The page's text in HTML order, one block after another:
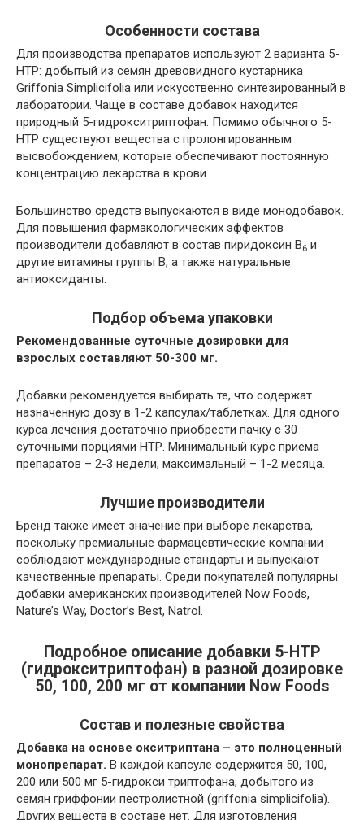
Особенности состава
Для производства препаратов используют 2 варианта 5-
HTP: добытый из семян древовидного кустарника
Griffonia Simplicifolia или искусственно синтезированный в
лаборатории. Чаще в составе добавок находится
природный 5-гидрокситриптофан. Помимо обычного 5-
HTP существуют вещества с пролонгированным
высвобождением, которые обеспечивают постоянную
концентрацию лекарства в крови.
Большинство средств выпускаются в виде монодобавок.
Для повышения фармакологических эффектов
производители добавляют в состав пиридоксин В6 и
другие витамины группы В, а также натуральные
антиоксиданты.
Подбор объема упаковки
Рекомендованные суточные дозировки для
взрослых составляют 50-300 мг.
Добавки рекомендуется выбирать те, что содержат
назначенную дозу в 1-2 капсулах/таблетках. Для одного
курса лечения достаточно приобрести пачку с 30
суточными порциями НТР. Минимальный курс приема
препаратов – 2-3 недели, максимальный – 1-2 месяца.
Лучшие производители
Бренд также имеет значение при выборе лекарства,
поскольку премиальные фармацевтические компании
соблюдают международные стандарты и выпускают
качественные препараты. Среди покупателей популярны
добавки американских производителей Now Foods,
Nature’s Way, Doctor’s Best, Natrol.
Подробное описание добавки 5-HTP
(гидрокситриптофан) в разной дозировке
50, 100, 200 мг от компании Now Foods
Состав и полезные свойства
Добавка на основе окситриптана – это полноценный
монопрепарат. В каждой капсуле содержится 50, 100,
200 или 500 мг 5-гидрокси триптофана, добытого из
семян гриффонии пестролистной (griffonia simplicifolia).
Других веществ в составе нет. Для изготовления